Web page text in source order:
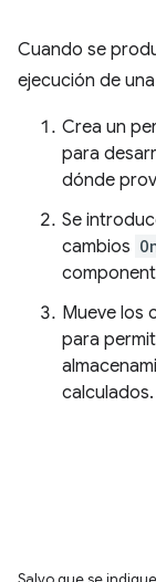
Cuando se
ejecución de
Crea un
para
dónde
Se
cambios
Mueve los
para
calculados.